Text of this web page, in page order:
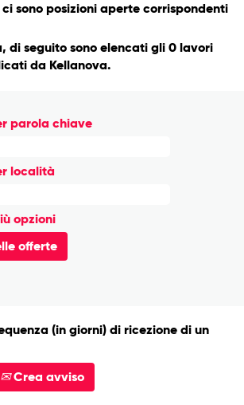
sono posizioni aperte corrispondenti
di seguito sono elencati gli 0 lavori
da Kellanova.
parola chiave
località
opzioni
(in giorni) di ricezione di un
Crea avviso